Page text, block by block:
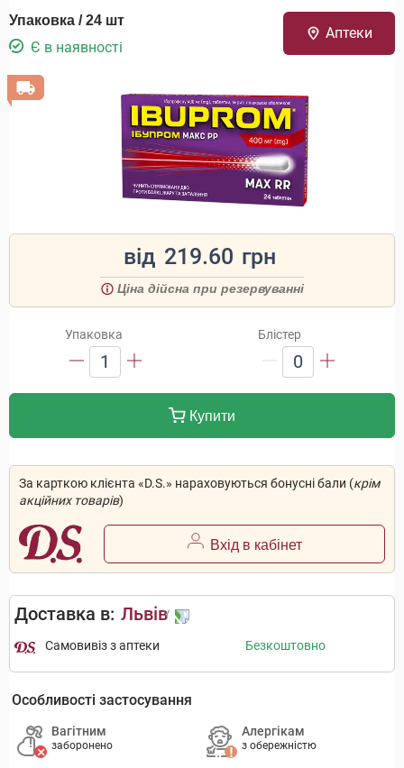
Упаковка / 24 шт
Є в наявності
Аптеки
від 219.60 грн
Ціна дійсна при резервуванні
Упаковка
1
Блістер
0
Купити
За карткою клієнта «D.S.» нараховуються бонусні бали (крім
акційних товарів)
Вхід в кабінет
Доставка в: Львів
Самовивіз з аптеки Безкоштовно
Особливості застосування
Вагітним
заборонено
Алергікам
з обережністю